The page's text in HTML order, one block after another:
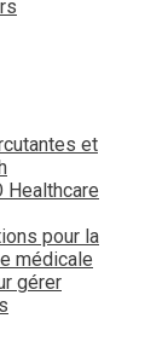
et
Healthcare
pour la
médicale
gérer